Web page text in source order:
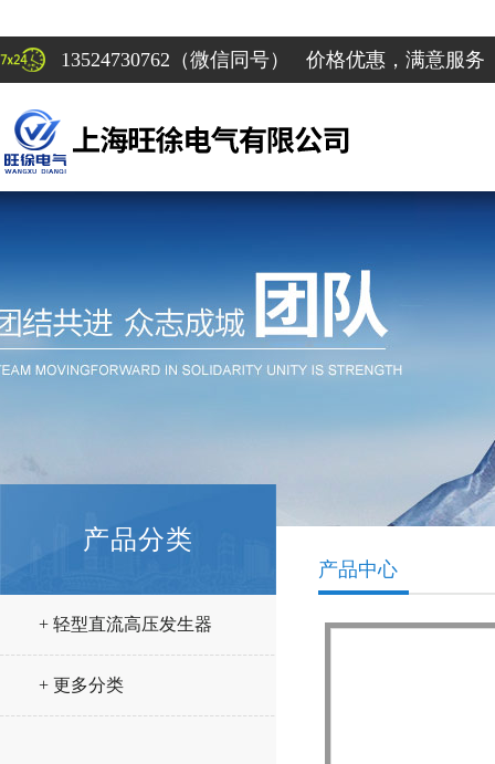
13524730762（微信同号） 价格优惠，满意服务
产品分类
+ 轻型直流高压发生器
+ 更多分类
产品中心